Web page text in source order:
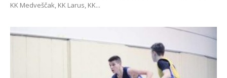
KK Medveščak, KK Larus, KK...